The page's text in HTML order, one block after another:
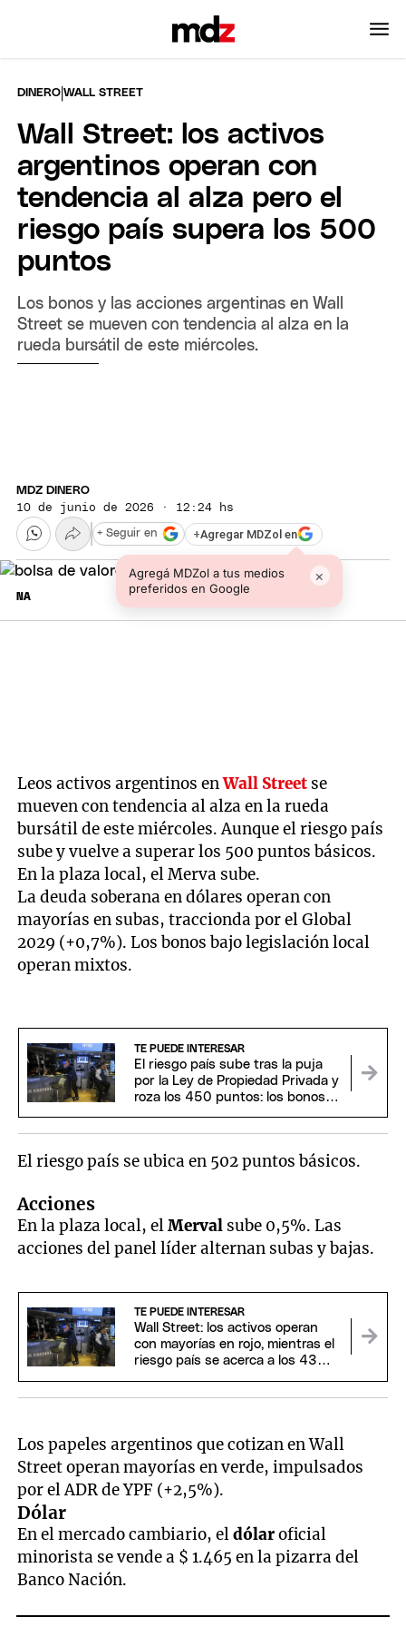
DINERO |WALL STREET
Wall Street: los activos
argentinos operan con
tendencia al alza pero el
riesgo país supera los 500
puntos
Los bonos y las acciones argentinas en Wall
Street se mueven con tendencia al alza en la
rueda bursátil de este miércoles.
MDZ DINERO
10 de junio de 2026 · 12:24 hs
+Agregar MDZol en
Agregá MDZol a tus medios
preferidos en Google
×
+ Seguir en
NA
Leos activos argentinos enWall Street se
mueven con tendencia al alza en la rueda
bursátil de este miércoles. Aunque el riesgo país
sube y vuelve a superar los 500 puntos básicos.
En la plaza local, el Merva sube.
La deuda soberana en dólares operan con
mayorías en subas, traccionda por el Global
2029 (+0,7%). Los bonos bajo legislación local
operan mixtos.
TE PUEDE INTERESAR
El riesgo país sube tras la puja
por la Ley de Propiedad Privada y
roza los 450 puntos: los bonos
El riesgo país se ubica en 502 puntos básicos.
Acciones
En la plaza local, elMerval sube 0,5%. Las
acciones del panel líder alternan subas y bajas.
TE PUEDE INTERESAR
Wall Street: los activos operan
con mayorías en rojo, mientras el
riesgo país se acerca a los 430
Los papeles argentinos que cotizan en Wall
Street operan mayorías en verde, impulsados
por el ADR de YPF (+2,5%).
Dólar
En el mercado cambiario, eldólaroficial
minorista se vende a $ 1.465 en la pizarra del
Banco Nación.